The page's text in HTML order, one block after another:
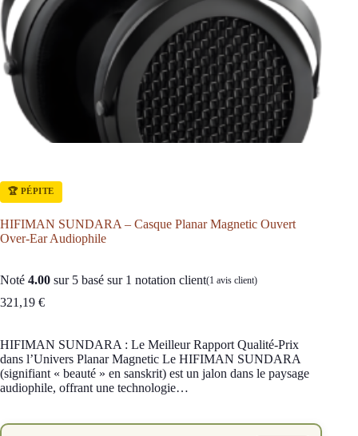
🏆 PÉPITE
HIFIMAN SUNDARA – Casque Planar Magnetic Ouvert
Over-Ear Audiophile
Noté 4.00 sur 5 basé sur 1 notation client(1 avis client)
321,19 €
HIFIMAN SUNDARA : Le Meilleur Rapport Qualité-Prix
dans l’Univers Planar Magnetic Le HIFIMAN SUNDARA
(signifiant « beauté » en sanskrit) est un jalon dans le paysage
audiophile, offrant une technologie…